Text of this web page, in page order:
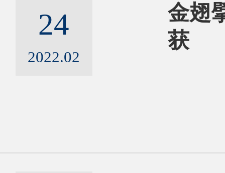
24
2022.02
金翅
获